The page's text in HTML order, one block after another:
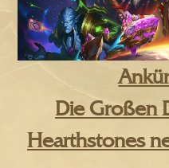
Die Großen
Hearthstones